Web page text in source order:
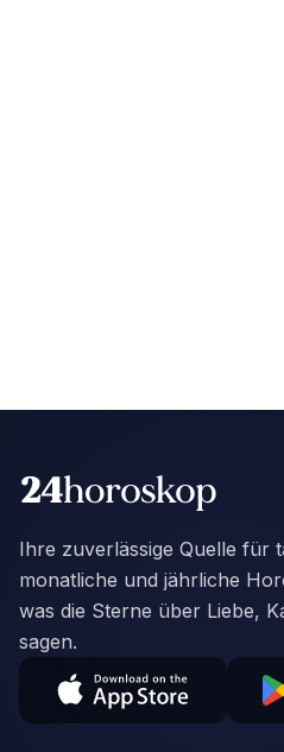
Ihre zuverlässige Quelle für
monatliche und jährliche
was die Sterne über Liebe,
sagen.